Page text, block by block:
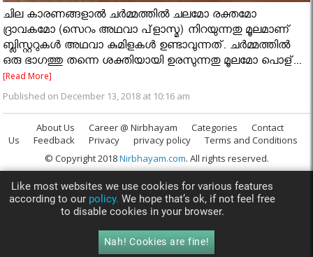
ചില കാരണങ്ങളാല്‍ ചര്‍മ്മത്തില്‍ ചലമോ രക്തമോ
ദ്രാവകമോ (സെറം അഥവാ പ്‌ളാസ്മ) നിറയുന്നതു മൂലമാണ്
ബ്ലിസ്റ്ററുകള്‍ അഥവാ കുമിളകള്‍ ഉണ്ടാവുന്നത്. ചര്‍മ്മത്തില്‍
ഒരു ഭാഗത്തു തന്നെ ശക്തിയായി ഉരസുന്നതു മൂലമോ പൊള്...
[Read More]
Published on December 13, 2018 at 10:16 am
About Us Career @ Nirbhayam Categories
Contact
Us
Feedback Privacy privacy policy
Terms and Conditions
© Copyright 2018Nirbhayam.com. All rights reserved.
Like most websites we use cookies for various features
according to our policy. We hope that’s ok, if not feel free
to disable cookies in your browser.
Nah! Cookies are fine!